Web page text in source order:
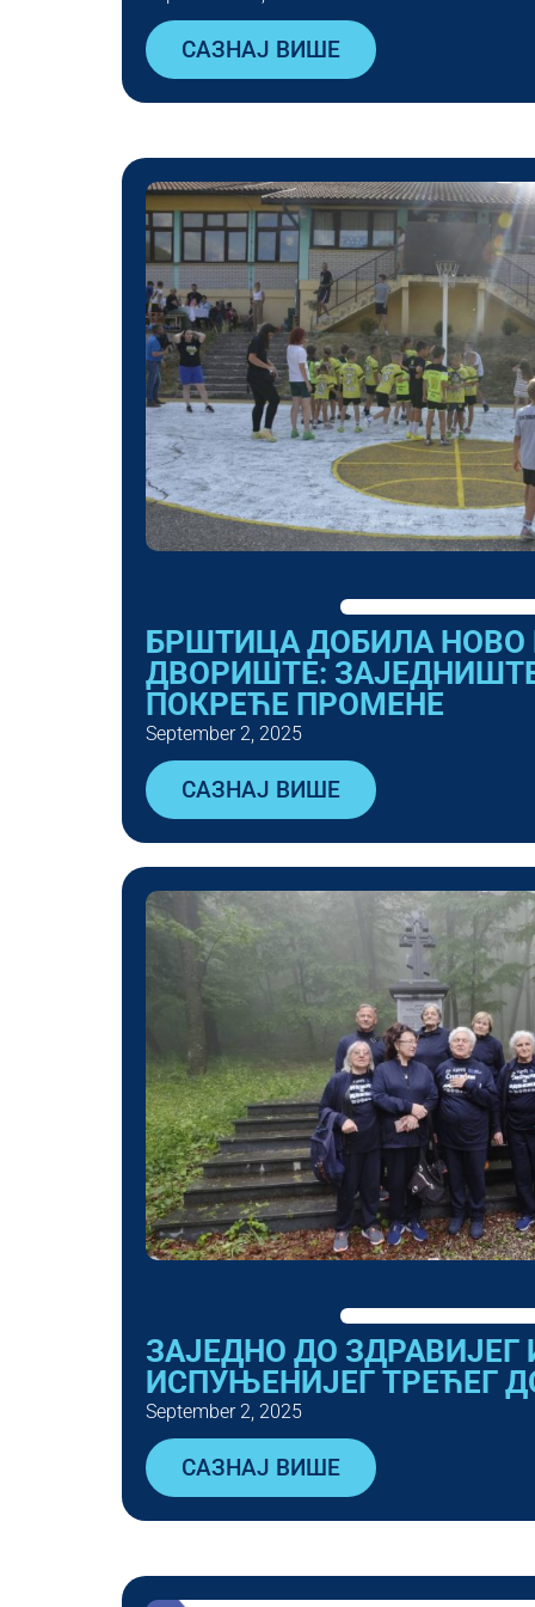
САЗНАЈ ВИШЕ
БРШТИЦА ДОБИЛА
ДВОРИШТЕ:
ПОКРЕЋЕ ПРОМЕНЕ
September 2, 2025
САЗНАЈ ВИШЕ
ЗАЈЕДНО ДО ЗДРАВИЈЕГ
ИСПУЊЕНИЈЕГ ТРЕЋЕГ
September 2, 2025
САЗНАЈ ВИШЕ